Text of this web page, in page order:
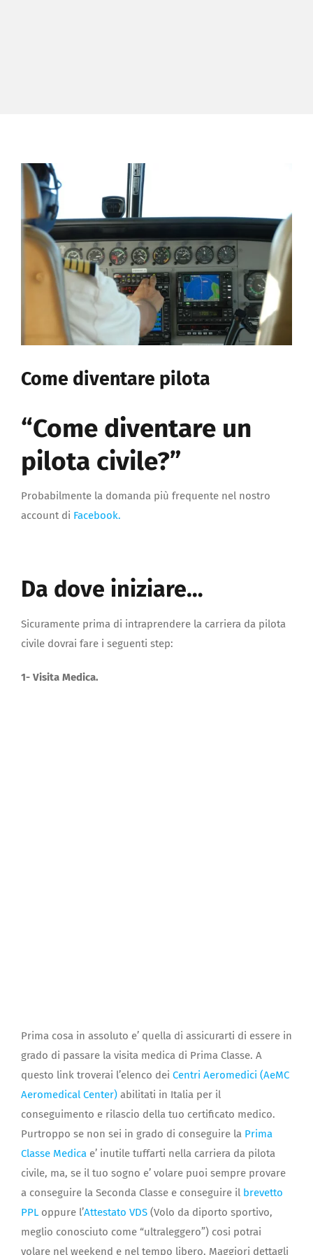
Come diventare pilota
“Come diventare un
pilota civile?”
Probabilmente la domanda più frequente nel nostro
account di Facebook.
Da dove iniziare…
Sicuramente prima di intraprendere la carriera da pilota
civile dovrai fare i seguenti step:
1- Visita Medica.
Prima cosa in assoluto e’ quella di assicurarti di essere in
grado di passare la visita medica di Prima Classe. A
questo link troverai l’elenco dei Centri Aeromedici (AeMC
Aeromedical Center) abilitati in Italia per il
conseguimento e rilascio della tuo certificato medico.
Purtroppo se non sei in grado di conseguire la Prima
Classe Medica e’ inutile tuffarti nella carriera da pilota
civile, ma, se il tuo sogno e’ volare puoi sempre provare
a conseguire la Seconda Classe e conseguire il brevetto
PPL oppure l’Attestato VDS (Volo da diporto sportivo,
meglio conosciuto come “ultraleggero”) cosi potrai
volare nel weekend e nel tempo libero. Maggiori dettagli